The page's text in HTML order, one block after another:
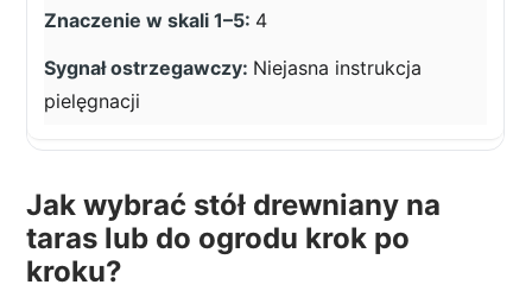
4
Niejasna instrukcja
pielęgnacji
Jak wybrać stół drewniany na
taras lub do ogrodu krok po
kroku?